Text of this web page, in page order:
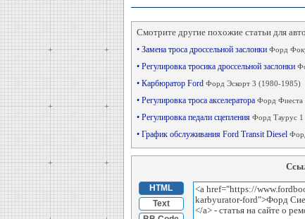
Смотрите другие похожие статьи для
• Замена троса дроссельной заслонки Форд
• Регулировка тросика дроссельной заслонки
• Карбюратор Ford Форд Эскорт 3 (1980-1985)
• Регулировка троса акселератора Форд Фиеста
• Регулировка педали сцепления Форд Таурус
• График обслуживания Ford Transit Diesel
HTML
Text